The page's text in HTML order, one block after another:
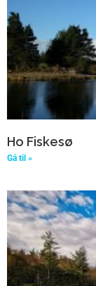
Ho Fiskesø
Gå til »